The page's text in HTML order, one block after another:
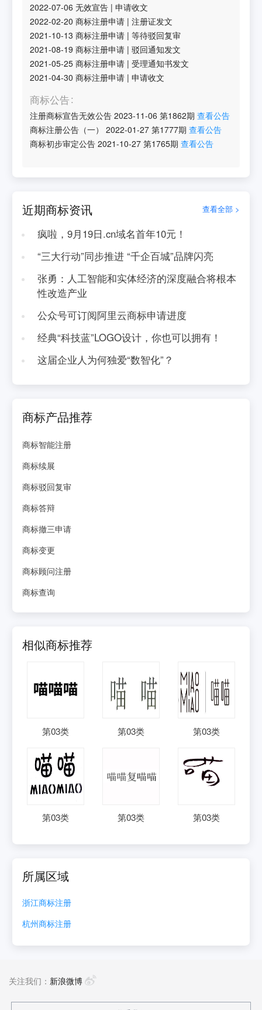
2022-07-06 无效宣告 |申请收文
2022-02-20 商标注册申请 |注册证发文
2021-10-13 商标注册申请 |等待驳回复审
2021-08-19 商标注册申请 |驳回通知发文
2021-05-25 商标注册申请 |受理通知书发文
2021-04-30 商标注册申请 |申请收文
商标公告
注册商标宣告无效公告 2023-11-06 第1862期 查看公告
商标注册公告（一）
2022-01-27 第1777期 查看公告
商标初步审定公告 2021-10-27 第1765期 查看公告
近期商标资讯 查看全部 >
疯啦，9月19日.cn域名首年10元！
“三大行动”同步推进 “千企百城”品牌闪亮
张勇：人工智能和实体经济的深度融合将根本
性改造产业
公众号可订阅阿里云商标申请进度
经典“科技蓝”LOGO设计，你也可以拥有！
这届企业人为何独爱“数智化”？
商标产品推荐
商标智能注册
商标续展
商标驳回复审
商标答辩
商标撤三申请
商标变更
商标顾问注册
商标查询
相似商标推荐
第03类 第03类 第03类
第03类 第03类 第03类
所属区域
浙江商标注册
杭州商标注册